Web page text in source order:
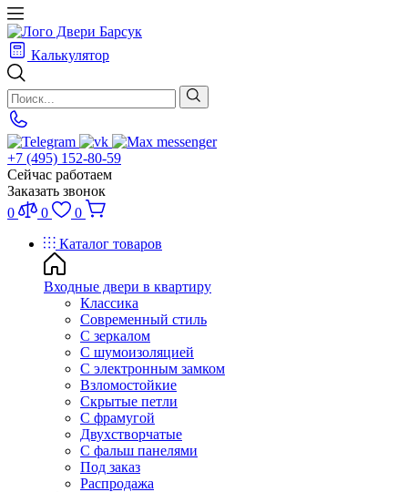
Калькулятор
+7 (495) 152-80-59
Сейчас работаем
Заказать звонок
0
0
0
Каталог товаров
Входные двери в квартиру
Классика
Современный стиль
С зеркалом
С шумоизоляцией
С электронным замком
Взломостойкие
Скрытые петли
С фрамугой
Двухстворчатые
С фальш панелями
Под заказ
Распродажа